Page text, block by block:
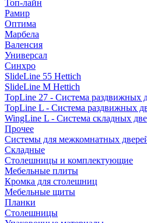
Топ-лайн
Рамир
Оптима
Марбела
Валенсия
Универсал
Синхро
SlideLine 55 Hettich
SlideLine M Hettich
TopLine 27 - Система раздвижных
TopLine L - Система раздвижных
WingLine L - Система складных
Прочее
Системы для межкомнатных
Складные
Столешницы и комплектующие
Мебельные плиты
Кромка для столешниц
Мебельные щиты
Планки
Столешницы